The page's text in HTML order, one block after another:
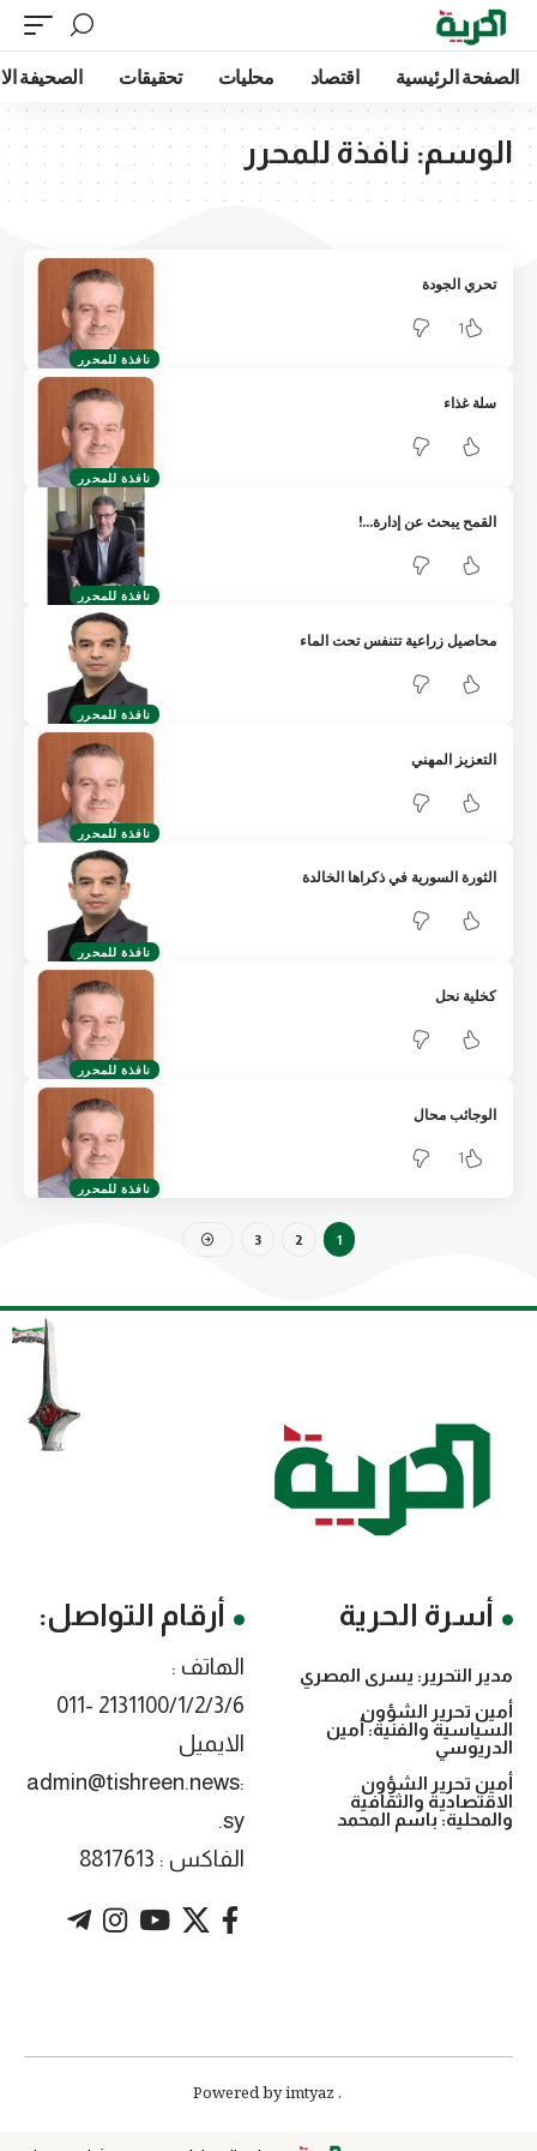
الصفحة الرئيسية اقتصاد محليات تحقيقات الصحيفة
الوسم: نافذة للمحرر
نافذة للمحرر
تحري الجودة
1
نافذة للمحرر
سلة غذاء
نافذة للمحرر
القمح يبحث عن إدارة…!
نافذة للمحرر
محاصيل زراعية تتنفس تحت الماء
نافذة للمحرر
التعزيز المهني
نافذة للمحرر
الثورة السورية في ذكراها الخالدة
نافذة للمحرر
كخلية نحل
نافذة للمحرر
الوجائب محال
1
1
2
3
أسرة الحرية
مدير التحرير: يسرى المصري
أمين تحرير الشؤون
السياسية والفنية: أمين
الدريوسي
أمين تحرير الشؤون
الاقتصادية والثقافية
والمحلية: باسم المحمد
أرقام التواصل:
الهاتف :
2131100/1/2/3/6 -011
الايميل
:admin@tishreen.news
.sy
الفاكس : 8817613
. Powered by imtyaz